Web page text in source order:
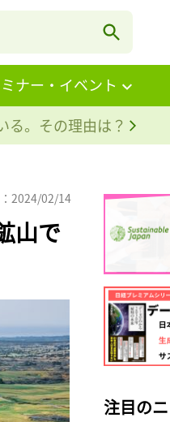
ナー・イベント
。その理由は？
2024/02/14
山で
注目の